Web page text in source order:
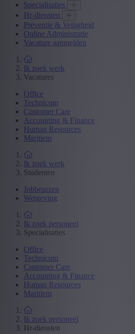
Specialisaties
Hr-diensten
Preventie & Veiligheid
Online Administratie
Vacature aanmelden
Ik zoek werk
Vacatures
Office
Technicum
Customer Care
Accounting & Finance
Human Resources
Maritiem
Ik zoek werk
Studenten
Jobbeurzen
Wetgeving
Ik zoek personeel
Specialisaties
Office
Technicum
Customer Care
Accounting & Finance
Human Resources
Maritiem
Ik zoek personeel
Hr-diensten